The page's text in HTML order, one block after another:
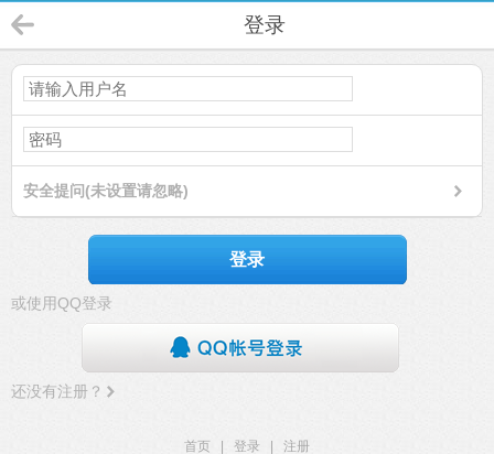
登录
安全提问(未设置请忽略)
登录
或使用QQ登录
还没有注册？
首页 登录
注册